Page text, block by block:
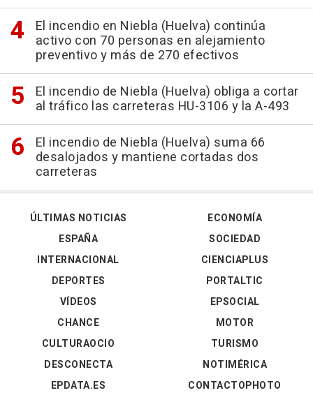
El incendio en Niebla (Huelva) continúa
activo con 70 personas en alejamiento
preventivo y más de 270 efectivos
El incendio de Niebla (Huelva) obliga a cortar
al tráfico las carreteras HU-3106 y la A-493
El incendio de Niebla (Huelva) suma 66
desalojados y mantiene cortadas dos
carreteras
ÚLTIMAS NOTICIAS
ESPAÑA
INTERNACIONAL
DEPORTES
VÍDEOS
ECONOMÍA
SOCIEDAD
CIENCIAPLUS
PORTALTIC
EPSOCIAL
CHANCE
CULTURAOCIO
DESCONECTA
EPDATA.ES
MOTOR
TURISMO
NOTIMÉRICA
CONTACTOPHOTO